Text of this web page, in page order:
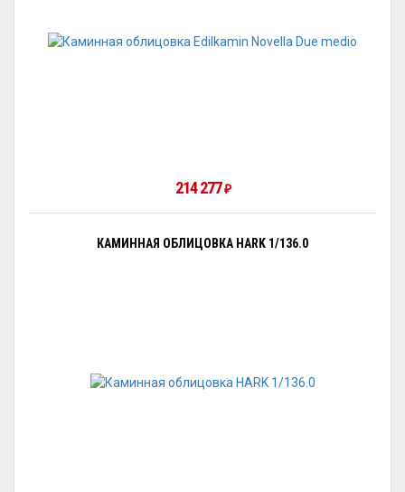
214 277₽
КАМИННАЯ ОБЛИЦОВКА HARK 1/136.0